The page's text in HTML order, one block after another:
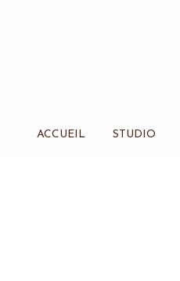
ACCUEIL STUDIO